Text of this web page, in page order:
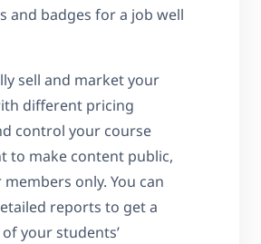
and badges for a job well
sell and market your
different pricing
control your course
to make content public,
only. You can
reports to get a
your students’